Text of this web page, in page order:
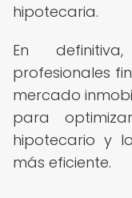
hipotecaria.
En
profesionales
mercado
para
hipotecario y
más eficiente.